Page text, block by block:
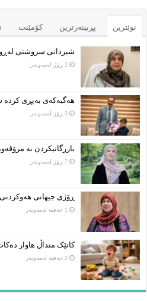
نوێترین پڕبینەرترین کۆمێنت
شیردانی سروشتی
2 ڕۆژ لەمەوبەر
هەگبەکەی بەپڕی کردە
3 ڕۆژ لەمەوبەر
بازرگانیکردن بە
7 ڕۆژ لەمەوبەر
ڕۆژی جیهانی
1 حەفتە لەمەوبەر
کاتێک منداڵ هاوار
2 حەفتە لەمەوبەر